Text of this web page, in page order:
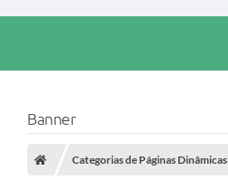
Banner
Categorias de Páginas Dinâmicas